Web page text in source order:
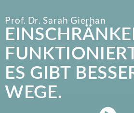
Prof. Dr. Sarah Gierhan
ES GIBT
WEGE.